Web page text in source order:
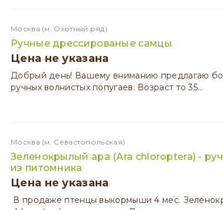
Москва (м. Охотный ряд)
Ручные дрессированые самцы
Цена не указана
Добрый день! Вашему вниманию предлагаю
ручных волнистых попугаев. Возраст то 35…
Москва (м. Севастопольская)
Зеленокрылый ара (Ara chloroptera) -
из питомника
Цена не указана
В продаже птенцы выкормыши 4 мес.